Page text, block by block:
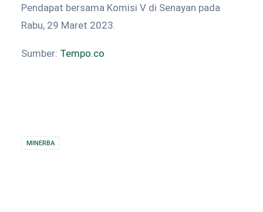
Pendapat bersama Komisi V di Senayan pada
Rabu, 29 Maret 2023.
Sumber: Tempo.co
MINERBA